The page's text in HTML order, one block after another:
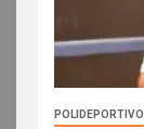
POLIDEPORTIVO